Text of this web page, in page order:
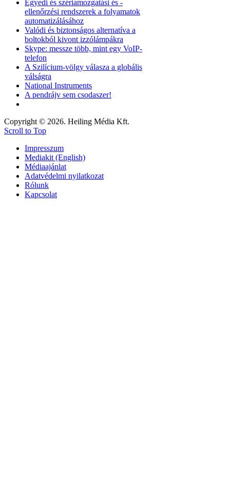
Egyedi és szériamozgatási és -
ellenőrzési rendszerek a folyamatok
automatizálásához
Valódi és biztonságos alternatíva a
boltokból kivont izzólámpákra
Skype: messze több, mint egy VoIP-
telefon
A Szilícium-völgy válasza a globális
válságra
National Instruments
A pendrájv sem csodaszer!
Copyright © 2026. Heiling Média Kft.
Scroll to Top
Impresszum
Mediakit (English)
Médiaajánlat
Adatvédelmi nyilatkozat
Rólunk
Kapcsolat